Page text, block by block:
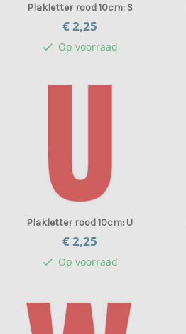
Plakletter rood 10cm: S
€ 2,25
check Op voorraad
Plakletter rood 10cm: U
€ 2,25
check Op voorraad